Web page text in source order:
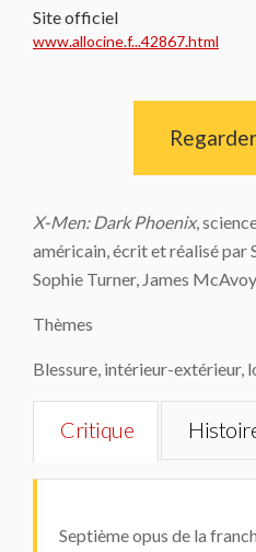
Site officiel
www.allocine.f...42867.html
X-Men: Dark Phoenix,
américain, écrit et réalisé par
Sophie Turner, James
Thèmes
Blessure, intérieur-extérieur,
Critique
Septième opus de la